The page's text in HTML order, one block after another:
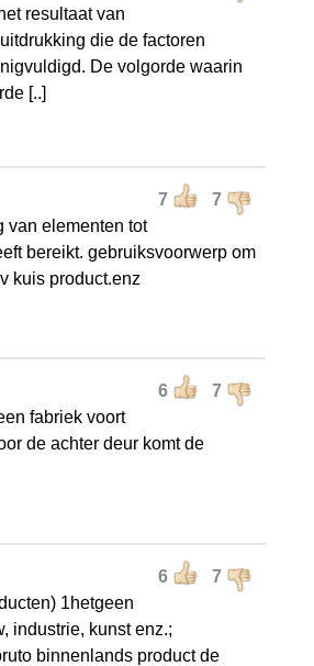
resultaat van
die de factoren
De volgorde waarin
[..]
7 7
van elementen tot
bereikt. gebruiksvoorwerp om
kuis product.enz
6 7
fabriek voort
de achter deur komt de
6 7
1hetgeen
industrie, kunst enz.;
binnenlands product de